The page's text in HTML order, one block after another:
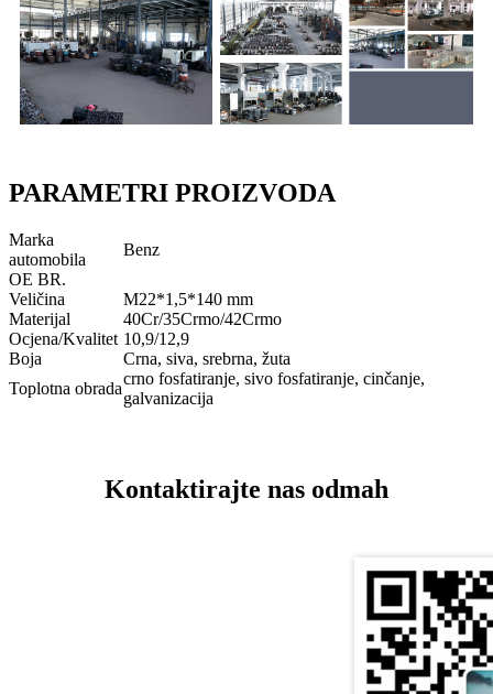
PARAMETRI PROIZVODA
Marka
automobila
Benz
OE BR.
Veličina
M22*1,5*140 mm
Materijal
40Cr/35Crmo/42Crmo
Ocjena/Kvalitet 10,9/12,9
Boja
Crna, siva, srebrna, žuta
Toplotna obrada
crno fosfatiranje, sivo fosfatiranje, cinčanje,
galvanizacija
Kontaktirajte nas odmah